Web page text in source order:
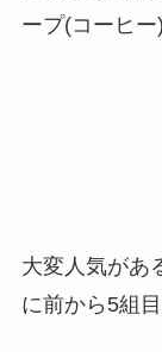
ープ(コーヒー
大変人気があ
に前から5組